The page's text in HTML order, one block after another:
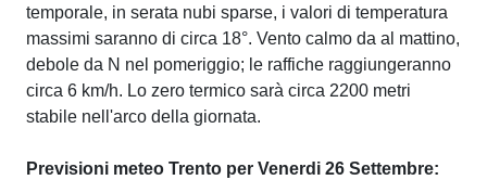
temporale, in serata nubi sparse, i valori di temperatura
massimi saranno di circa 18°. Vento calmo da al mattino,
debole da N nel pomeriggio; le raffiche raggiungeranno
circa 6 km/h. Lo zero termico sarà circa 2200 metri
stabile nell'arco della giornata.
Previsioni meteo Trento per Venerdi 26 Settembre: